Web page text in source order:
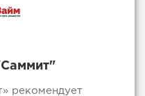
рекомендует